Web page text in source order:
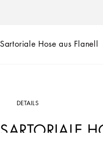
Sartoriale Hose aus Flanell
DETAILS
SARTORIALE